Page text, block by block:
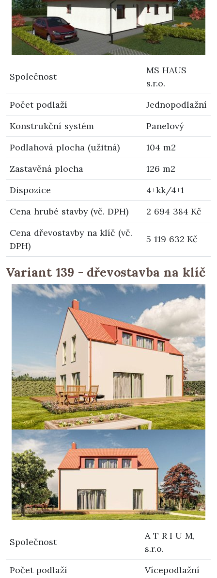
Společnost
MS HAUS
s.r.o.
Počet podlaží
Jednopodlažní
Konstrukční systém
Panelový
Podlahová plocha (užitná)
104 m2
Zastavěná plocha
126 m2
Dispozice
4+kk/4+1
Cena hrubé stavby (vč. DPH)
2 694 384 Kč
Cena dřevostavby na klíč (vč.
DPH)
5 119 632 Kč
Variant 139 - dřevostavba na klíč
Společnost
A T R I U M,
s.r.o.
Počet podlaží
Vícepodlažní